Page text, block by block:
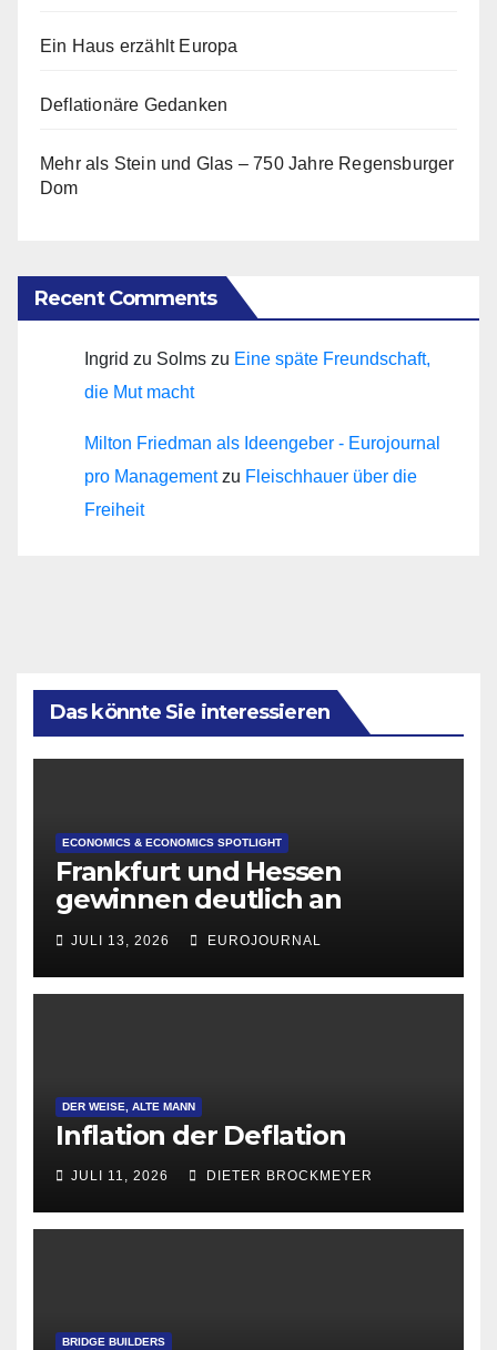
Ein Haus erzählt Europa
Deflationäre Gedanken
Mehr als Stein und Glas – 750 Jahre Regensburger
Dom
Recent Comments
Ingrid zu Solms zu Eine späte Freundschaft,
die Mut macht
Milton Friedman als Ideengeber - Eurojournal
pro Managementzu Fleischhauer über die
Freiheit
Das könnte Sie interessieren
ECONOMICS & ECONOMICS SPOTLIGHT
Frankfurt und Hessen
gewinnen deutlich an
Attraktivität für Startup-
Gründungen
JULI 13, 2026 EUROJOURNAL
DER WEISE, ALTE MANN
Inflation der Deflation
JULI 11, 2026 DIETER BROCKMEYER
BRIDGE BUILDERS